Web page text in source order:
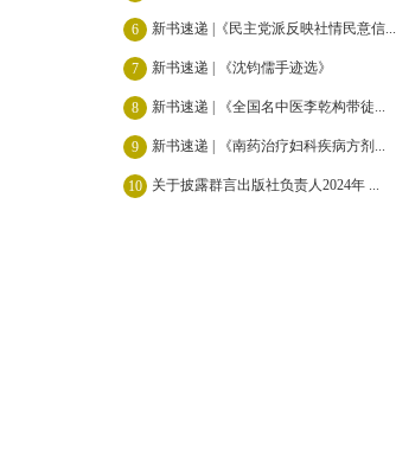
6 新书速递 |《民主党派反映社情民意信...
7 新书速递 | 《沈钧儒手迹选》
8 新书速递 | 《全国名中医李乾构带徒...
9 新书速递 | 《南药治疗妇科疾病方剂...
10 关于披露群言出版社负责人2024年 ...